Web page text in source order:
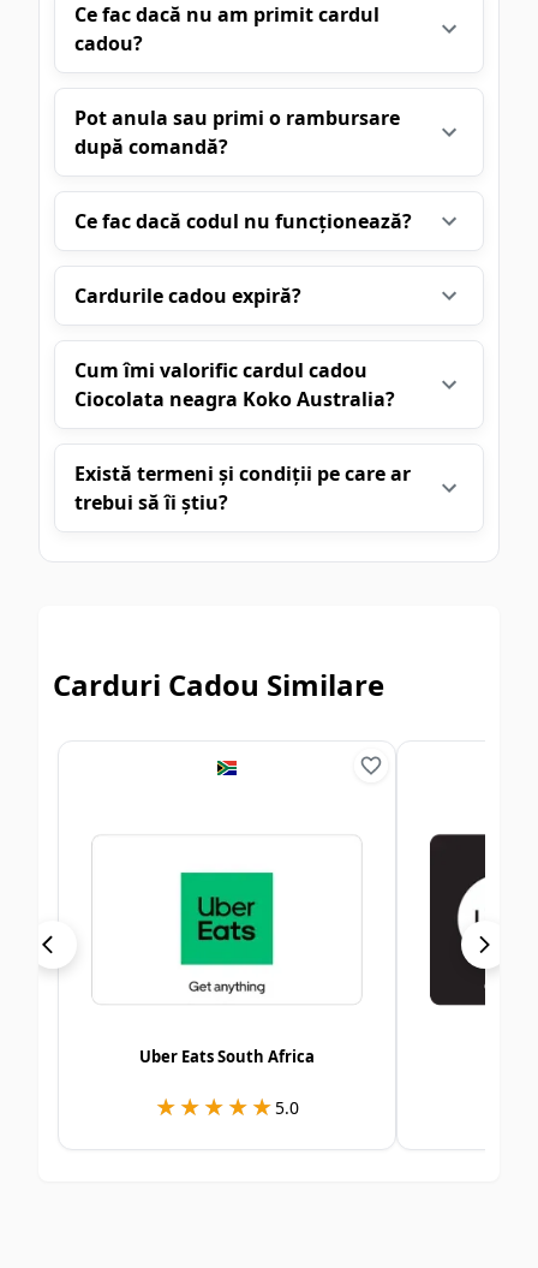
Ce fac dacă nu am primit cardul
cadou?
Pot anula sau primi o rambursare
după comandă?
Ce fac dacă codul nu funcționează?
Cardurile cadou expiră?
Cum îmi valorific cardul cadou
Ciocolata neagra Koko Australia?
Există termeni și condiții pe care ar
trebui să îi știu?
Carduri Cadou Similare
Uber Eats South Africa
★★★★★
★★★★★5.0